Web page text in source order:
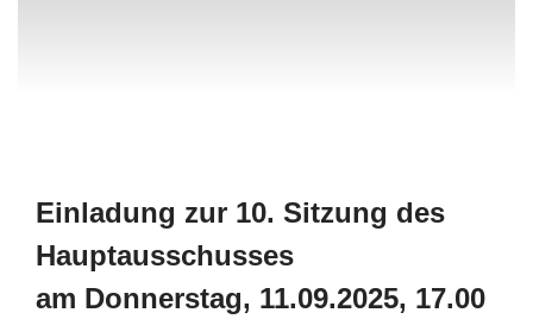
Einladung zur 10. Sitzung des
Hauptausschusses
am Donnerstag, 11.09.2025, 17.00